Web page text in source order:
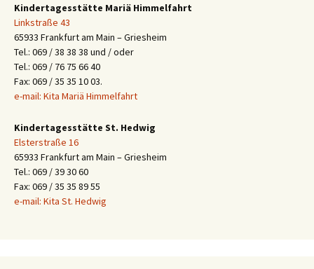
Kindertagesstätte Mariä Himmelfahrt
Linkstraße 43
65933 Frankfurt am Main – Griesheim
Tel.: 069 / 38 38 38 und / oder
Tel.: 069 / 76 75 66 40
Fax: 069 / 35 35 10 03.
e-mail: Kita Mariä Himmelfahrt
Kindertagesstätte St. Hedwig
Elsterstraße 16
65933 Frankfurt am Main – Griesheim
Tel.: 069 / 39 30 60
Fax: 069 / 35 35 89 55
e-mail: Kita St. Hedwig